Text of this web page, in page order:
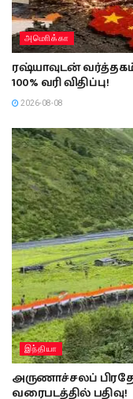
அமொிக்கா
ரஷ்யாவுடன் வர்த்தகம்
100% வரி விதிப்பு!
2026-08-08
இந்தியா
அருணாச்சலப்
வரைபடத்தில் பதிவு!